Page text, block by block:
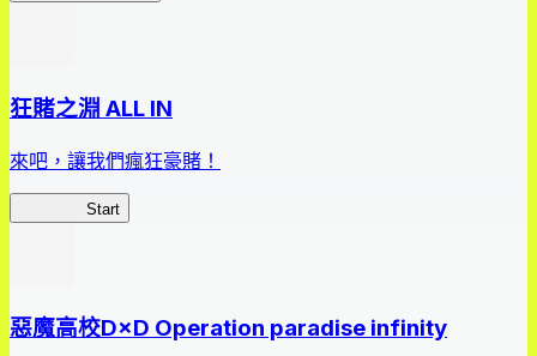
狂賭之淵 ALL IN
來吧，讓我們瘋狂豪賭！
Start
惡魔高校D×D Operation paradise infinity